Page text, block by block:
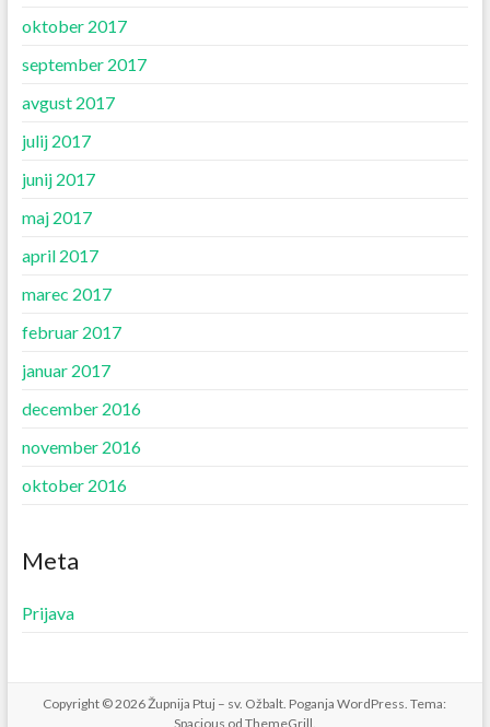
oktober 2017
september 2017
avgust 2017
julij 2017
junij 2017
maj 2017
april 2017
marec 2017
februar 2017
januar 2017
december 2016
november 2016
oktober 2016
Meta
Prijava
Copyright © 2026Župnija Ptuj – sv. Ožbalt. PoganjaWordPress. Tema:
Spacious od ThemeGrill